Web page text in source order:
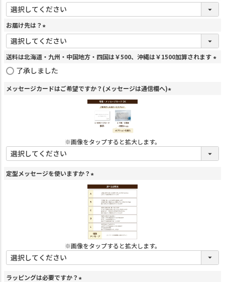
(
必
須
)
お届け先は？
(
必
須
送料は北海道・九州・中国地方・四国は￥500、沖縄は￥1500加算されます
了承しました
メッセージカードはご希望ですか？(メッセージは通信欄へ)
※画像をタップすると拡大します。
定型メッセージを使いますか？
(
必
須
)
※画像をタップすると拡大します。
ラッピングは必要ですか？